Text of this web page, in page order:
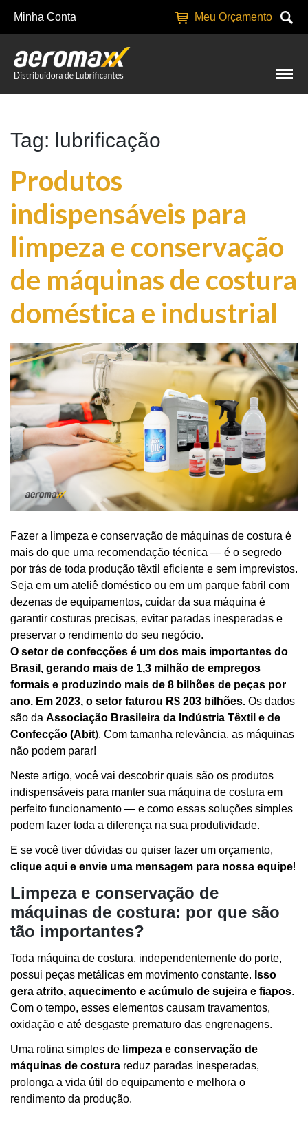
Minha Conta Meu Orçamento
Tag: lubrificação
Produtos
indispensáveis para
limpeza e conservação
de máquinas de costura
doméstica e industrial
Fazer a limpeza e conservação de máquinas de costura é
mais do que uma recomendação técnica — é o segredo
por trás de toda produção têxtil eficiente e sem imprevistos.
Seja em um ateliê doméstico ou em um parque fabril com
dezenas de equipamentos, cuidar da sua máquina é
garantir costuras precisas, evitar paradas inesperadas e
preservar o rendimento do seu negócio.
O setor de confecções é um dos mais importantes do
Brasil, gerando mais de 1,3 milhão de empregos
formais e produzindo mais de 8 bilhões de peças por
ano. Em 2023, o setor faturou R$ 203 bilhões. Os dados
são da Associação Brasileira da Indústria Têxtil e de
Confecção (Abit). Com tamanha relevância, as máquinas
não podem parar!
Neste artigo, você vai descobrir quais são os produtos
indispensáveis para manter sua máquina de costura em
perfeito funcionamento — e como essas soluções simples
podem fazer toda a diferença na sua produtividade.
E se você tiver dúvidas ou quiser fazer um orçamento,
clique aqui e envie uma mensagem para nossa equipe!
Limpeza e conservação de
máquinas de costura: por que são
tão importantes?
Toda máquina de costura, independentemente do porte,
possui peças metálicas em movimento constante. Isso
gera atrito, aquecimento e acúmulo de sujeira e fiapos.
Com o tempo, esses elementos causam travamentos,
oxidação e até desgaste prematuro das engrenagens.
Uma rotina simples de limpeza e conservação de
máquinas de costura reduz paradas inesperadas,
prolonga a vida útil do equipamento e melhora o
rendimento da produção.